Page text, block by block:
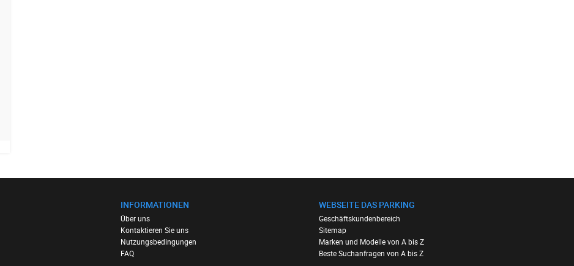
INFORMATIONEN
Über uns
Kontaktieren Sie uns
Nutzungsbedingungen
FAQ
WEBSEITE DAS PARKING
Geschäftskundenbereich
Sitemap
Marken und Modelle von A bis Z
Beste Suchanfragen von A bis Z